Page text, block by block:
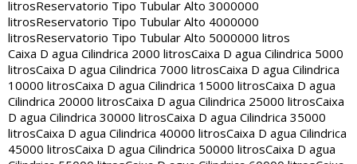
litrosReservatorio Tipo Tubular Alto 3000000
litrosReservatorio Tipo Tubular Alto 4000000
litrosReservatorio Tipo Tubular Alto 5000000 litros
Caixa D agua Cilindrica 2000 litrosCaixa D agua Cilindrica 5000
litrosCaixa D agua Cilindrica 7000 litrosCaixa D agua Cilindrica
10000 litrosCaixa D agua Cilindrica 15000 litrosCaixa D agua
Cilindrica 20000 litrosCaixa D agua Cilindrica 25000 litrosCaixa
D agua Cilindrica 30000 litrosCaixa D agua Cilindrica 35000
litrosCaixa D agua Cilindrica 40000 litrosCaixa D agua Cilindrica
45000 litrosCaixa D agua Cilindrica 50000 litrosCaixa D agua